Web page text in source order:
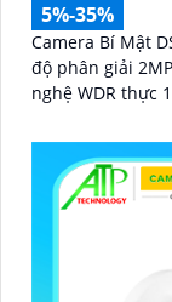
5%-35%
Camera Bí Mật
độ phân giải